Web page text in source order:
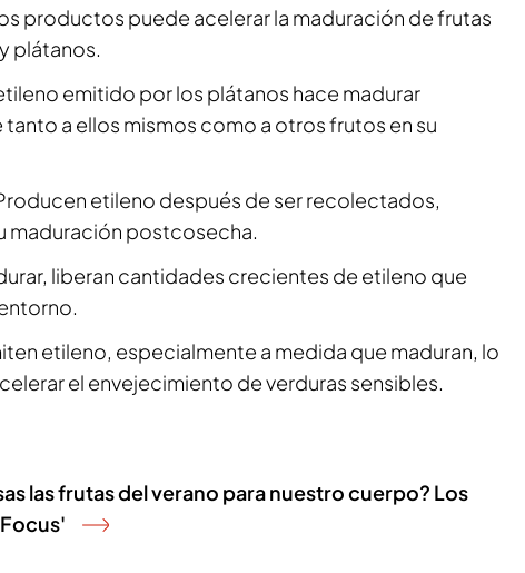
productos puede acelerar la maduración de frutas
plátanos.
emitido por los plátanos hace madurar
a ellos mismos como a otros frutos en su
etileno después de ser recolectados,
maduración postcosecha.
liberan cantidades crecientes de etileno que
etileno, especialmente a medida que maduran, lo
el envejecimiento de verduras sensibles.
las frutas del verano para nuestro cuerpo? Los